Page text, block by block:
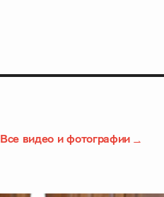
Все видео и фотографии